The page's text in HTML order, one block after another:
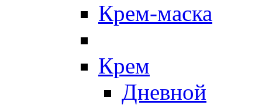
Крем-маска
Крем
Дневной